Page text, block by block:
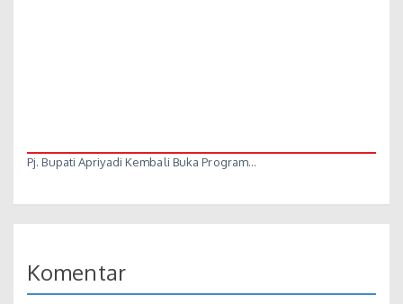
Pj. Bupati Apriyadi Kembali Buka Program…
Komentar